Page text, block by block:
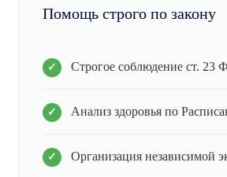
Помощь строго по закону
Строгое соблюдение ст. 23
Анализ здоровья по
Организация независимой